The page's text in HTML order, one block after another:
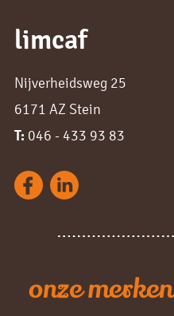
limcaf
Nijverheidsweg 25
6171 AZ Stein
T: 046 - 433 93 83
onze merken